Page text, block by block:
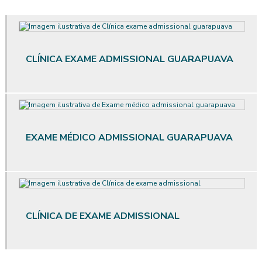
Avaliação ergonômica preliminar das situações de trabalho
CLÍNICA EXAME ADMISSIONAL GUARAPUAVA
EXAME MÉDICO ADMISSIONAL GUARAPUAVA
CLÍNICA DE EXAME ADMISSIONAL